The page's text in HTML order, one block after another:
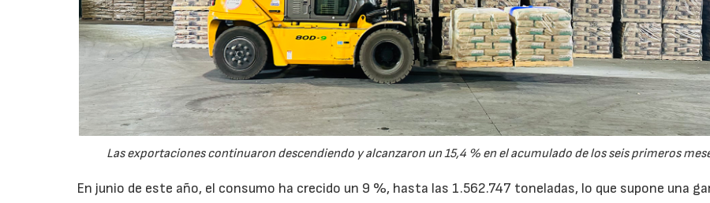
Las exportaciones continuaron descendiendo y alcanzaron un 15,4 % en el acumulado de los seis primeros
En junio de este año, el consumo ha crecido un 9 %, hasta las 1.562.747 toneladas, lo que supone una